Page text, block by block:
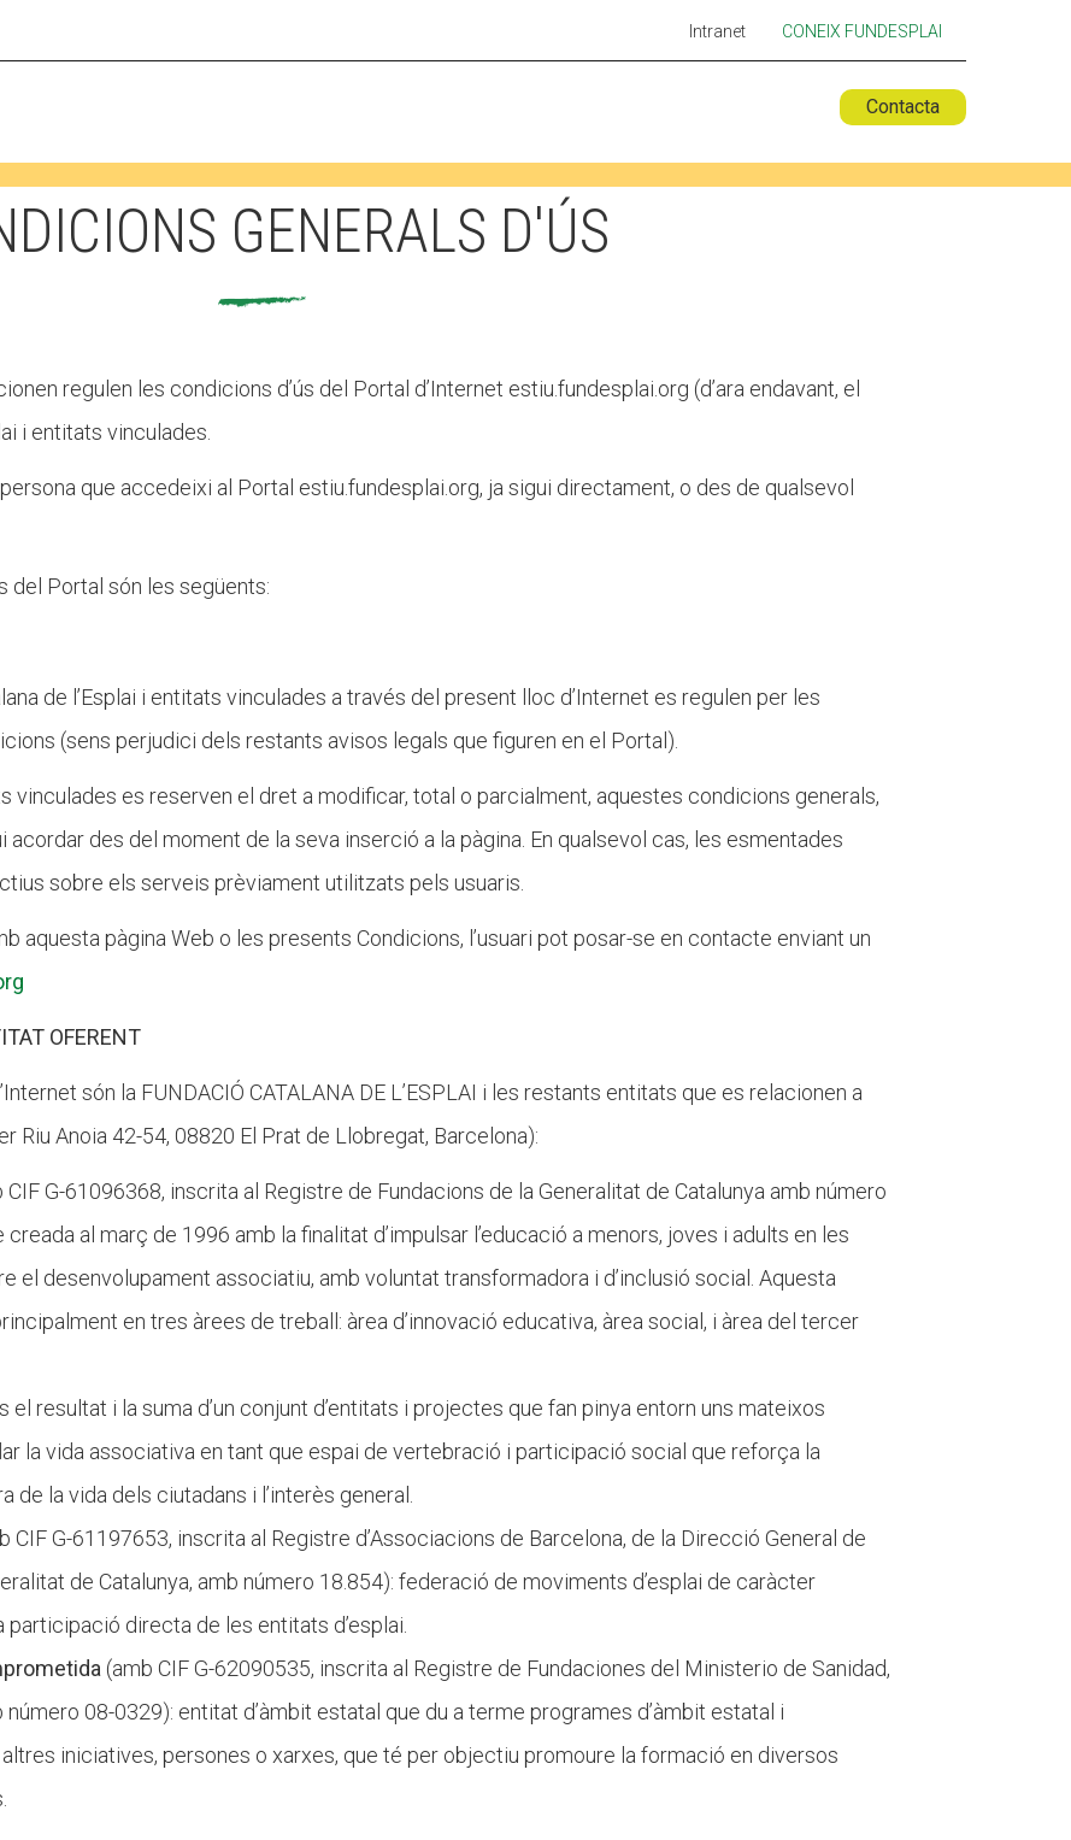
Intranet CONEIX FUNDESPLAI
Contacta
GENERALS D'ÚS
regulen les condicions d’ús del Portal d’Internet estiu.fundesplai.org (d’ara endavant, el
i entitats vinculades.
que accedeixi al Portal estiu.fundesplai.org, ja sigui directament, o des de qualsevol
del Portal són les següents:
de l’Esplai i entitats vinculades a través del present lloc d’Internet es regulen per les
(sens perjudici dels restants avisos legals que figuren en el Portal).
vinculades es reserven el dret a modificar, total o parcialment, aquestes condicions generals,
acordar des del moment de la seva inserció a la pàgina. En qualsevol cas, les esmentades
sobre els serveis prèviament utilitzats pels usuaris.
aquesta pàgina Web o les presents Condicions, l’usuari pot posar-se en contacte enviant un
OFERENT
són la FUNDACIÓ CATALANA DE L’ESPLAI i les restants entitats que es relacionen a
Riu Anoia 42-54, 08820 El Prat de Llobregat, Barcelona):
CIF G-61096368, inscrita al Registre de Fundacions de la Generalitat de Catalunya amb número
al març de 1996 amb la finalitat d’impulsar l’educació a menors, joves i adults en les
el desenvolupament associatiu, amb voluntat transformadora i d’inclusió social. Aquesta
en tres àrees de treball: àrea d’innovació educativa, àrea social, i àrea del tercer
el resultat i la suma d’un conjunt d’entitats i projectes que fan pinya entorn uns mateixos
la vida associativa en tant que espai de vertebració i participació social que reforça la
de la vida dels ciutadans i l’interès general.
CIF G-61197653, inscrita al Registre d’Associacions de Barcelona, de la Direcció General de
de Catalunya, amb número 18.854): federació de moviments d’esplai de caràcter
directa de les entitats d’esplai.
(amb CIF G-62090535, inscrita al Registre de Fundaciones del Ministerio de Sanidad,
08-0329): entitat d’àmbit estatal que du a terme programes d’àmbit estatal i
iniciatives, persones o xarxes, que té per objectiu promoure la formació en diversos
SOCIAL I JOVES ESPLAIS SUPORT TERCER SECTOR
Diari de la Fundació